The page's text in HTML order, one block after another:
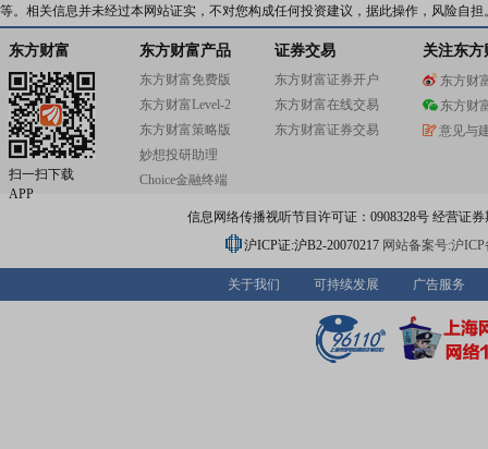
等。相关信息并未经过本网站证实，不对您构成任何投资建议，据此操作，风险自担